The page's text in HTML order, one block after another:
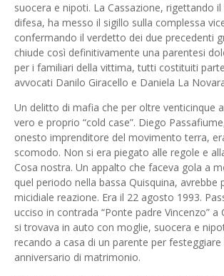
suocera e nipoti. La Cassazione, rigettando
difesa, ha messo il sigillo sulla complessa
confermando il verdetto dei due precedenti
chiude così definitivamente una parentesi
per i familiari della vittima, tutti costituiti
avvocati Danilo Giracello e Daniela La
Un delitto di mafia che per oltre venticinque
vero e proprio “cold case”. Diego
onesto imprenditore del movimento terra,
scomodo. Non si era piegato alle regole e
Cosa nostra. Un appalto che faceva gola a
quel periodo nella bassa Quisquina, avrebbe
micidiale reazione. Era il 22 agosto 1993.
ucciso in contrada “Ponte padre Vincenzo” a
si trovava in auto con moglie, suocera e
recando a casa di un parente per
anniversario di matrimonio.